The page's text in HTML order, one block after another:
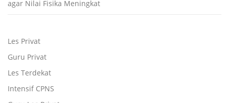
agar Nilai Fisika Meningkat
Les Privat
Guru Privat
Les Terdekat
Intensif CPNS